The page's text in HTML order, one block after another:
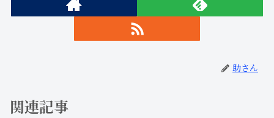
助さん
関連記事